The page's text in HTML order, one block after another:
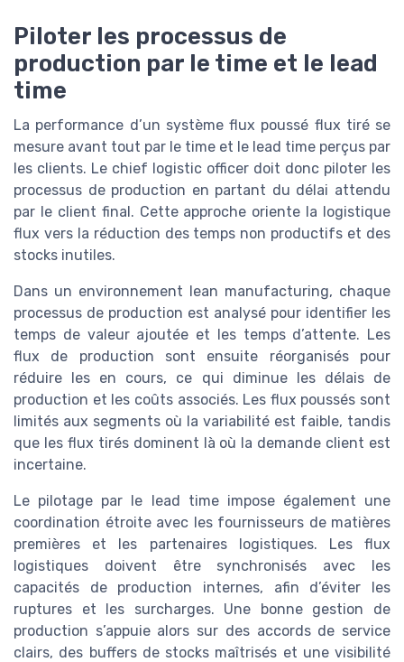
Piloter les processus de
production par le time et le lead
time
La performance d’un système flux poussé flux tiré se
mesure avant tout par le time et le lead time perçus par
les clients. Le chief logistic officer doit donc piloter les
processus de production en partant du délai attendu
par le client final. Cette approche oriente la logistique
flux vers la réduction des temps non productifs et des
stocks inutiles.
Dans un environnement lean manufacturing, chaque
processus de production est analysé pour identifier les
temps de valeur ajoutée et les temps d’attente. Les
flux de production sont ensuite réorganisés pour
réduire les en cours, ce qui diminue les délais de
production et les coûts associés. Les flux poussés sont
limités aux segments où la variabilité est faible, tandis
que les flux tirés dominent là où la demande client est
incertaine.
Le pilotage par le lead time impose également une
coordination étroite avec les fournisseurs de matières
premières et les partenaires logistiques. Les flux
logistiques doivent être synchronisés avec les
capacités de production internes, afin d’éviter les
ruptures et les surcharges. Une bonne gestion de
production s’appuie alors sur des accords de service
clairs, des buffers de stocks maîtrisés et une visibilité